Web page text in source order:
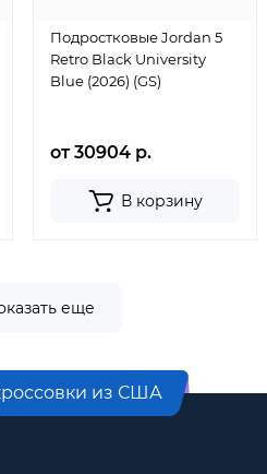
Подростковые Jordan 5
Retro Black University
Blue (2026) (GS)
от 30904 р.
В корзину
еще
из США